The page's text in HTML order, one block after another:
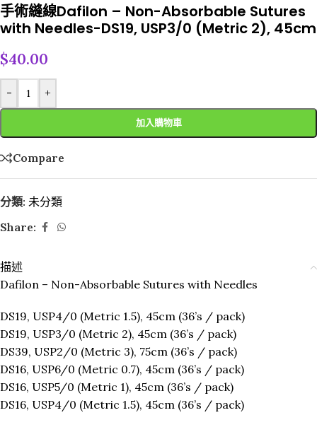
手術縫線Dafilon – Non-Absorbable Sutures
with Needles-DS19, USP3/0 (Metric 2), 45cm
$40.00
- +
加入購物車
Compare
分類: 未分類
Share:
描述
Dafilon – Non-Absorbable Sutures with Needles
DS19, USP4/0 (Metric 1.5), 45cm (36’s / pack)
DS19, USP3/0 (Metric 2), 45cm (36’s / pack)
DS39, USP2/0 (Metric 3), 75cm (36’s / pack)
DS16, USP6/0 (Metric 0.7), 45cm (36’s / pack)
DS16, USP5/0 (Metric 1), 45cm (36’s / pack)
DS16, USP4/0 (Metric 1.5), 45cm (36’s / pack)